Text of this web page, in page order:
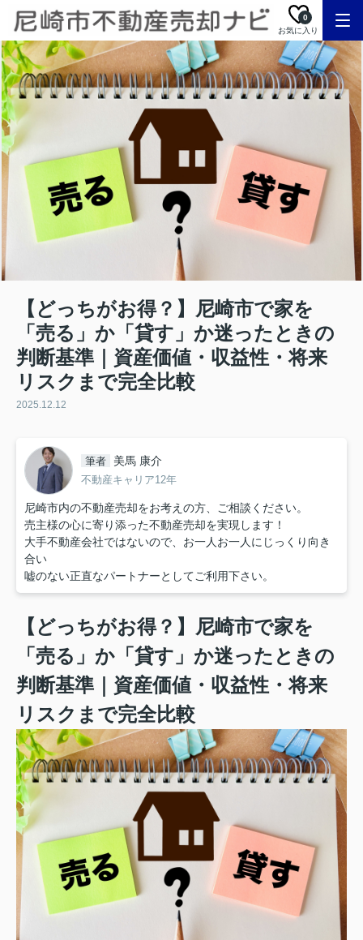
お気に入り
0
【どっちがお得？】尼崎市で家を
「売る」か「貸す」か迷ったときの
判断基準｜資産価値・収益性・将来
リスクまで完全比較
2025.12.12
筆者 美馬 康介
不動産キャリア12年
尼崎市内の不動産売却をお考えの方、ご相談ください。
売主様の心に寄り添った不動産売却を実現します！
大手不動産会社ではないので、お一人お一人にじっくり向き
合い
嘘のない正直なパートナーとしてご利用下さい。
【どっちがお得？】尼崎市で家を
「売る」か「貸す」か迷ったときの
判断基準｜資産価値・収益性・将来
リスクまで完全比較